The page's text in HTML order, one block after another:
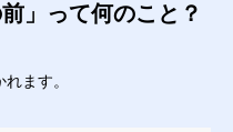
」って何のこと？
ます。